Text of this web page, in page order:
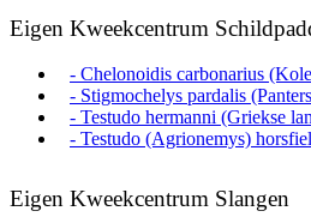
Eigen Kweekcentrum
- Chelonoidis carbonarius
- Stigmochelys pardalis
- Testudo hermanni (Griekse
- Testudo (Agrionemys)
Eigen Kweekcentrum Slangen